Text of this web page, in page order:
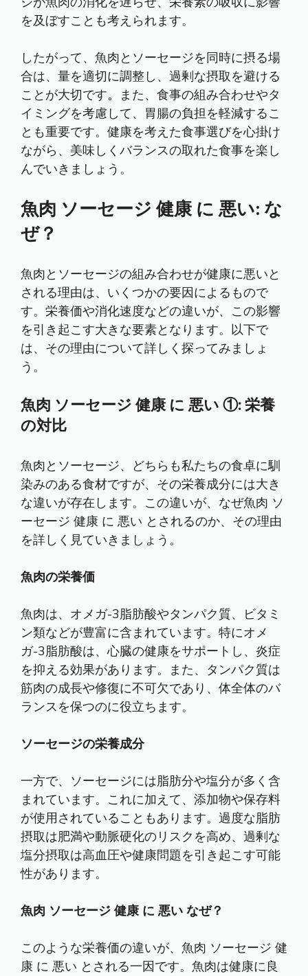
を及ぼすことも考えられます。
したがって、魚肉とソーセージを同時に摂る場
合は、量を適切に調整し、過剰な摂取を避ける
ことが大切です。また、食事の組み合わせやタ
イミングを考慮して、胃腸の負担を軽減するこ
とも重要です。健康を考えた食事選びを心掛け
ながら、美味しくバランスの取れた食事を楽し
んでいきましょう。
魚肉 ソーセージ 健康 に 悪い: な
ぜ？
魚肉とソーセージの組み合わせが健康に悪いと
される理由は、いくつかの要因によるもので
す。栄養価や消化速度などの違いが、この影響
を引き起こす大きな要素となります。以下で
は、その理由について詳しく探ってみましょ
う。
魚肉 ソーセージ 健康 に 悪い ①: 栄養
の対比
魚肉とソーセージ、どちらも私たちの食卓に馴
染みのある食材ですが、その栄養成分には大き
な違いが存在します。この違いが、なぜ魚肉 ソ
ーセージ 健康 に 悪い とされるのか、その理由
を詳しく見ていきましょう。
魚肉の栄養価
魚肉は、オメガ-3脂肪酸やタンパク質、ビタミ
ン類などが豊富に含まれています。特にオメ
ガ-3脂肪酸は、心臓の健康をサポートし、炎症
を抑える効果があります。また、タンパク質は
筋肉の成長や修復に不可欠であり、体全体のバ
ランスを保つのに役立ちます。
ソーセージの栄養成分
一方で、ソーセージには脂肪分や塩分が多く含
まれています。これに加えて、添加物や保存料
が使用されていることもあります。過度な脂肪
摂取は肥満や動脈硬化のリスクを高め、過剰な
塩分摂取は高血圧や健康問題を引き起こす可能
性があります。
魚肉 ソーセージ 健康 に 悪い なぜ？
このような栄養価の違いが、魚肉 ソーセージ 健
康 に 悪い とされる一因です。魚肉は健康に良